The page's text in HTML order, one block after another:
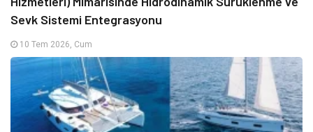
Sevk Sistemi Entegrasyonu
10 Tem 2026, Cum